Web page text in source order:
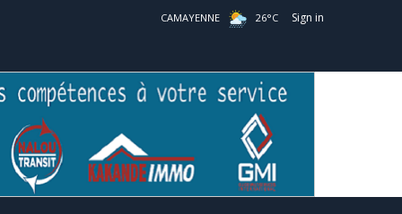
CAMAYENNE 26°C Sign in